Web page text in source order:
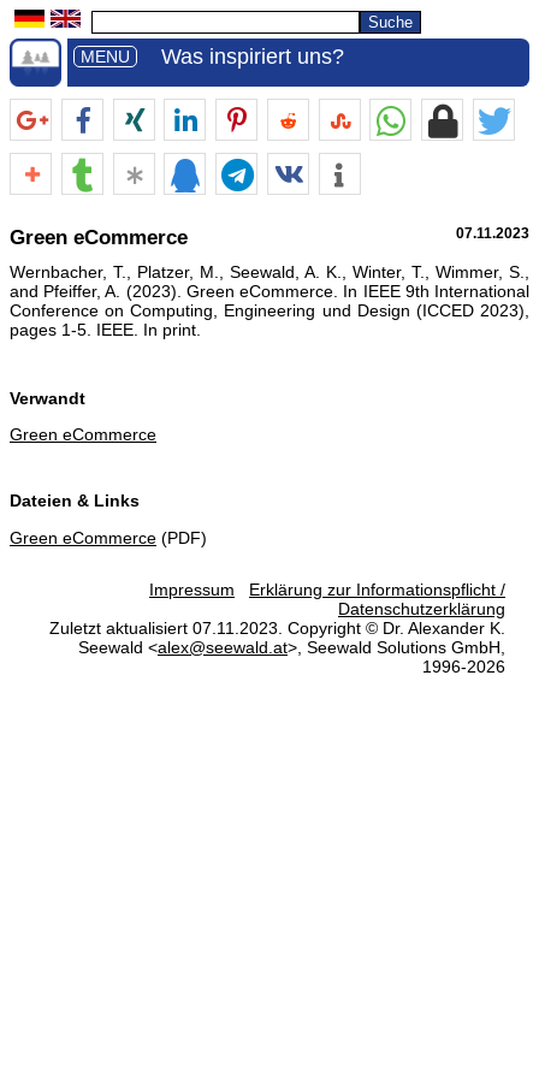
MENU Was inspiriert uns?
Green eCommerce 07.11.2023
Wernbacher, T., Platzer, M., Seewald, A. K., Winter, T., Wimmer, S.,
and Pfeiffer, A. (2023). Green eCommerce. In IEEE 9th International
Conference on Computing, Engineering und Design (ICCED 2023),
pages 1-5. IEEE. In print.
Verwandt
Green eCommerce
Dateien & Links
Green eCommerce (PDF)
Impressum
Erklärung zur Informationspflicht /
Datenschutzerklärung
Zuletzt aktualisiert 07.11.2023. Copyright © Dr. Alexander K.
Seewald <alex@seewald.at>, Seewald Solutions GmbH,
1996-2026